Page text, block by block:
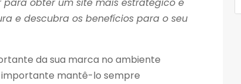
obter um site mais estratégico e
e descubra os benefícios para o seu
da sua marca no ambiente
importante mantê-lo sempre